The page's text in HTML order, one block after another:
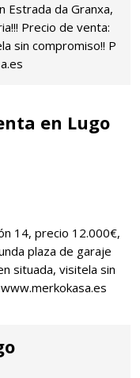
Estrada da Granxa,
Precio de venta:
sin compromiso!! P
en Lugo
14, precio 12.000€,
plaza de garaje
situada, visitela sin